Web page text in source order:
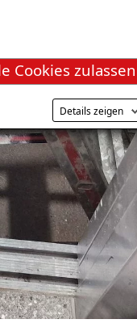
Cookies zulassen
Details zeigen